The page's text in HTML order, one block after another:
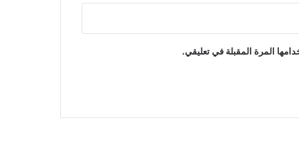
المرة المقبلة في تعليقي.